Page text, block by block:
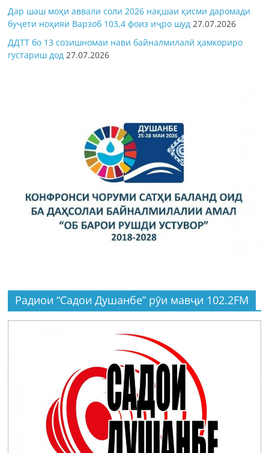
Дар шаш моҳи аввали соли 2026 нақшаи қисми даромади
буҷети ноҳияи Варзоб 103,4 фоиз иҷро шуд 27.07.2026
ДДТТ бо 13 созишномаи нави байналмилалӣ ҳамкориро
густариш дод 27.07.2026
Радиои “Садои Душанбе” рӯи мавҷи 102.2FM